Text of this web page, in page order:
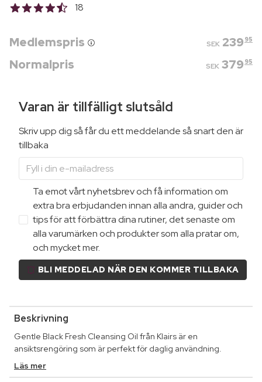
18
Medlemspris SEK 239 95
Normalpris SEK 379 95
Varan är tillfälligt slutsåld
Skriv upp dig så får du ett meddelande så snart den är
tillbaka
Ta emot vårt nyhetsbrev och få information om
extra bra erbjudanden innan alla andra, guider och
tips för att förbättra dina rutiner, det senaste om
alla varumärken och produkter som alla pratar om,
och mycket mer.
BLI MEDDELAD NÄR DEN KOMMER TILLBAKA
Beskrivning
Gentle Black Fresh Cleansing Oil från Klairs är en
ansiktsrengöring som är perfekt för daglig användning.
Läs mer